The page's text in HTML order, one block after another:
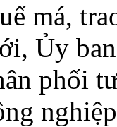
má,
Ủy
phối